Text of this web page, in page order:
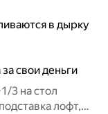
в дырку
свои деньги
3 на стол
лофт,